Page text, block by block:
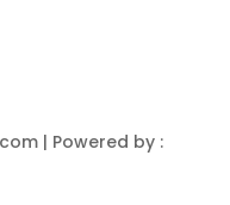
| Powered by :